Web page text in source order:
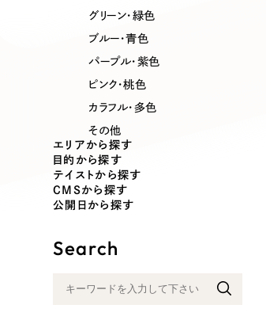
製造業
コンサルティング・調査
自治体・官公庁
インフラ関連
金融・保険業
グリーン・緑色
ブルー・青色
パープル・紫色
ピンク・桃色
カラフル・多色
その他
エリアから探す
目的から探す
テイストから探す
CMSから探す
公開日から探す
Search